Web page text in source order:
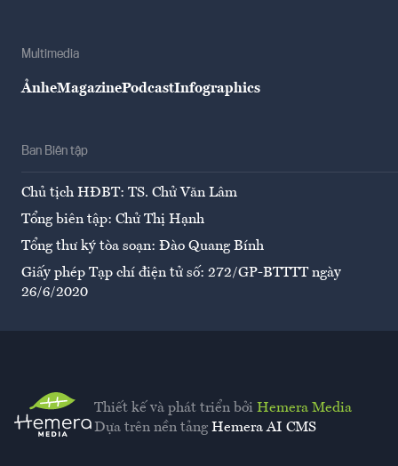
Multimedia
ẢnheMagazinePodcastInfographics
Ban Biên tập
Chủ tịch HĐBT: TS. Chử Văn Lâm
Tổng biên tập: Chử Thị Hạnh
Tổng thư ký tòa soạn: Đào Quang Bính
Giấy phép Tạp chí điện tử số: 272/GP-BTTTT ngày
26/6/2020
Thiết kế và phát triển bởi Hemera Media
Dựa trên nền tảng Hemera AI CMS